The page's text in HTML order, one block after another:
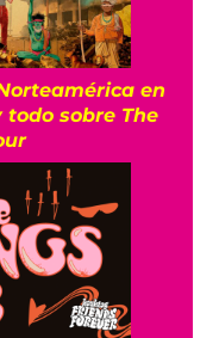
en
todo sobre The